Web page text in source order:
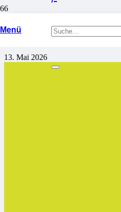
Menü
Woche der
22. bis 26. Juni
13. Mai 2026